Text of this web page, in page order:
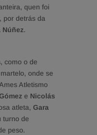
quen foi
por detrás da
Núñez.
como o de
onde se
Atletismo
e Nicolás
atleta, Gara
turno de
peso.